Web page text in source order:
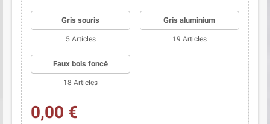
Gris souris
5 Articles
Gris aluminium
19 Articles
Faux bois foncé
18 Articles
0,00 €